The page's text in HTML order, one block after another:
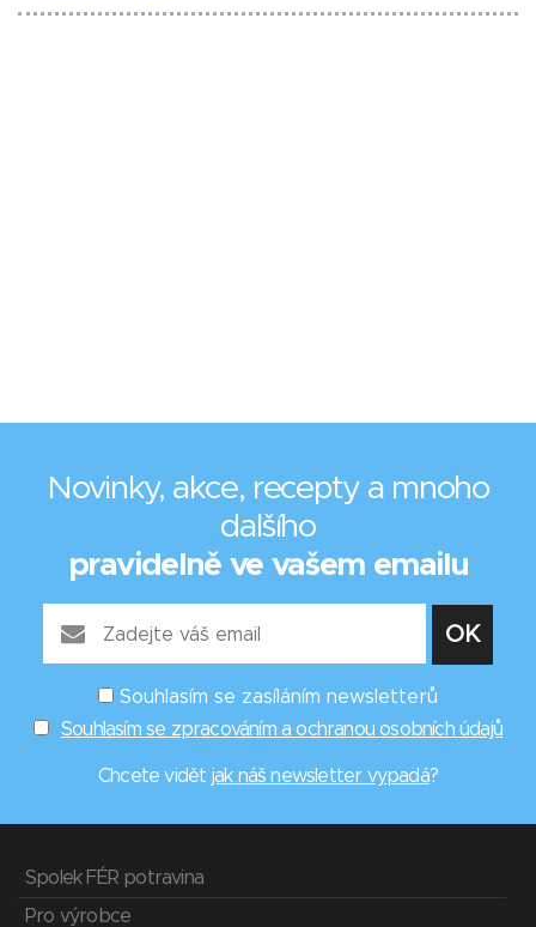
Novinky, akce, recepty a mnoho
dalšího
pravidelně ve vašem emailu
Souhlasím se zasíláním newsletterů
Souhlasím se zpracováním a ochranou osobních údajů
Chcete vidět jak náš newsletter vypadá?
Spolek FÉR potravina
Pro výrobce